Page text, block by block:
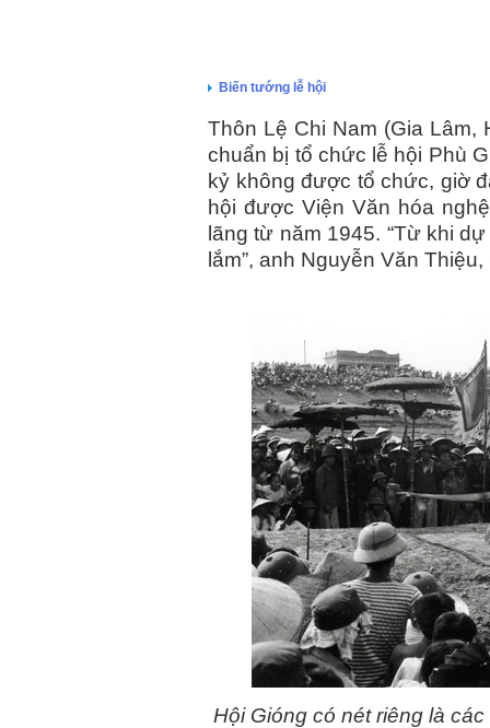
Biến tướng lễ hội
Thôn Lệ Chi Nam (Gia Lâm,
chuẩn bị tổ chức lễ hội Phù
kỷ không được tổ chức, giờ
hội được Viện Văn hóa
lãng từ năm 1945. “Từ khi
lắm”, anh Nguyễn Văn
Hội Gióng có nét riêng là